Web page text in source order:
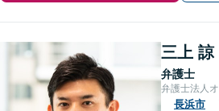
三上 諒
弁護士
弁護士法人
長浜市